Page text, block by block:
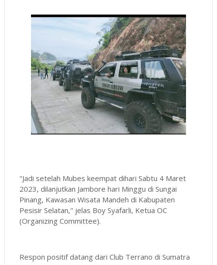
"Jadi setelah Mubes keempat dihari Sabtu 4 Maret
2023, dilanjutkan Jambore hari Minggu di Sungai
Pinang, Kawasan Wisata Mandeh di Kabupaten
Pesisir Selatan," jelas Boy Syafarli, Ketua OC
(Organizing Committee).
Respon positif datang dari Club Terrano di Sumatra